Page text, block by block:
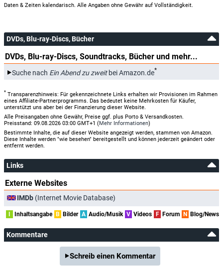
Daten & Zeiten kalendarisch. Alle Angaben ohne Gewähr auf Vollständigkeit.
DVDs, Blu-ray-Discs, Bücher
DVDs, Blu-ray-Discs, Soundtracks, Bücher und mehr...
Suche nach Ein Abend zu zweitbei Amazon.de*
* Transparenzhinweis: Für gekennzeichnete Links erhalten wir Provisionen im Rahmen
eines Affiliate-Partnerprogramms. Das bedeutet keine Mehrkosten für Käufer,
unterstützt uns aber bei der Finanzierung dieser Website.
Alle Preisangaben ohne Gewähr, Preise ggf. plus Porto & Versandkosten.
Preisstand: 09.08.2026 03:00 GMT+1 (Mehr Informationen)
Bestimmte Inhalte, die auf dieser Website angezeigt werden, stammen von Amazon.
Diese Inhalte werden "wie besehen" bereitgestellt und können jederzeit geändert oder
entfernt werden.
Links
Externe Websites
IMDb (Internet Movie Database)
I Inhaltsangabe B Bilder A Audio/Musik V Videos F Forum N Blog/News
Kommentare
Schreib einen Kommentar